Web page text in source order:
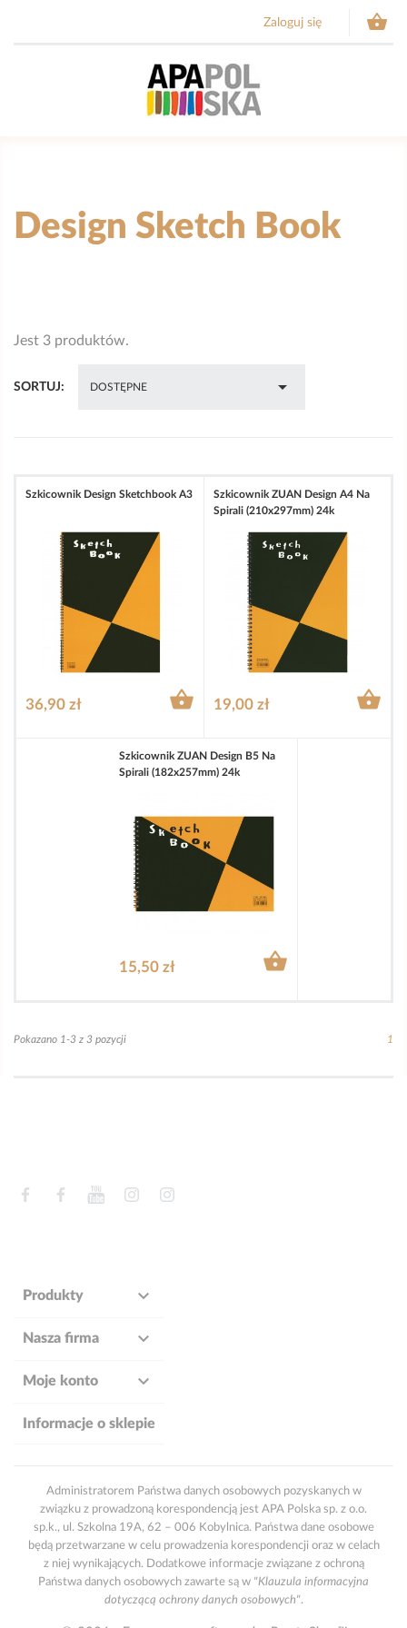
Zaloguj się 
Design Sketch Book
Jest 3 produktów.
SORTUJ: DOSTĘPNE 
Szkicownik Design Sketchbook A3
36,90 zł 
Szkicownik ZUAN Design A4 Na
Spirali (210x297mm) 24k
19,00 zł 
Szkicownik ZUAN Design B5 Na
Spirali (182x257mm) 24k
15,50 zł 
Pokazano 1-3 z 3 pozycji 1
FacebookFacebookYouTubeInstagram
Produkty 
Nasza firma 
Moje konto 
Informacje o sklepie
Administratorem Państwa danych osobowych pozyskanych w
związku z prowadzoną korespondencją jest APA Polska sp. z o.o.
sp.k., ul. Szkolna 19A, 62 – 006 Kobylnica. Państwa dane osobowe
będą przetwarzane w celu prowadzenia korespondencji oraz w celach
z niej wynikających. Dodatkowe informacje związane z ochroną
Państwa danych osobowych zawarte są w "Klauzula informacyjna
dotyczącą ochrony danych osobowych".